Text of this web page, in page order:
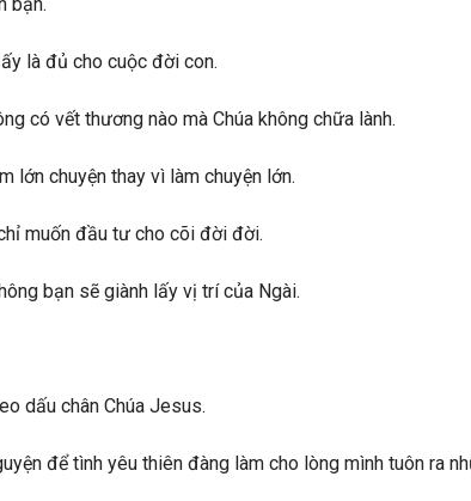
là đủ cho cuộc đời con.
có vết thương nào mà Chúa không chữa lành.
lớn chuyện thay vì làm chuyện lớn.
muốn đầu tư cho cõi đời đời.
bạn sẽ giành lấy vị trí của Ngài.
dấu chân Chúa Jesus.
để tình yêu thiên đàng làm cho lòng mình tuôn ra